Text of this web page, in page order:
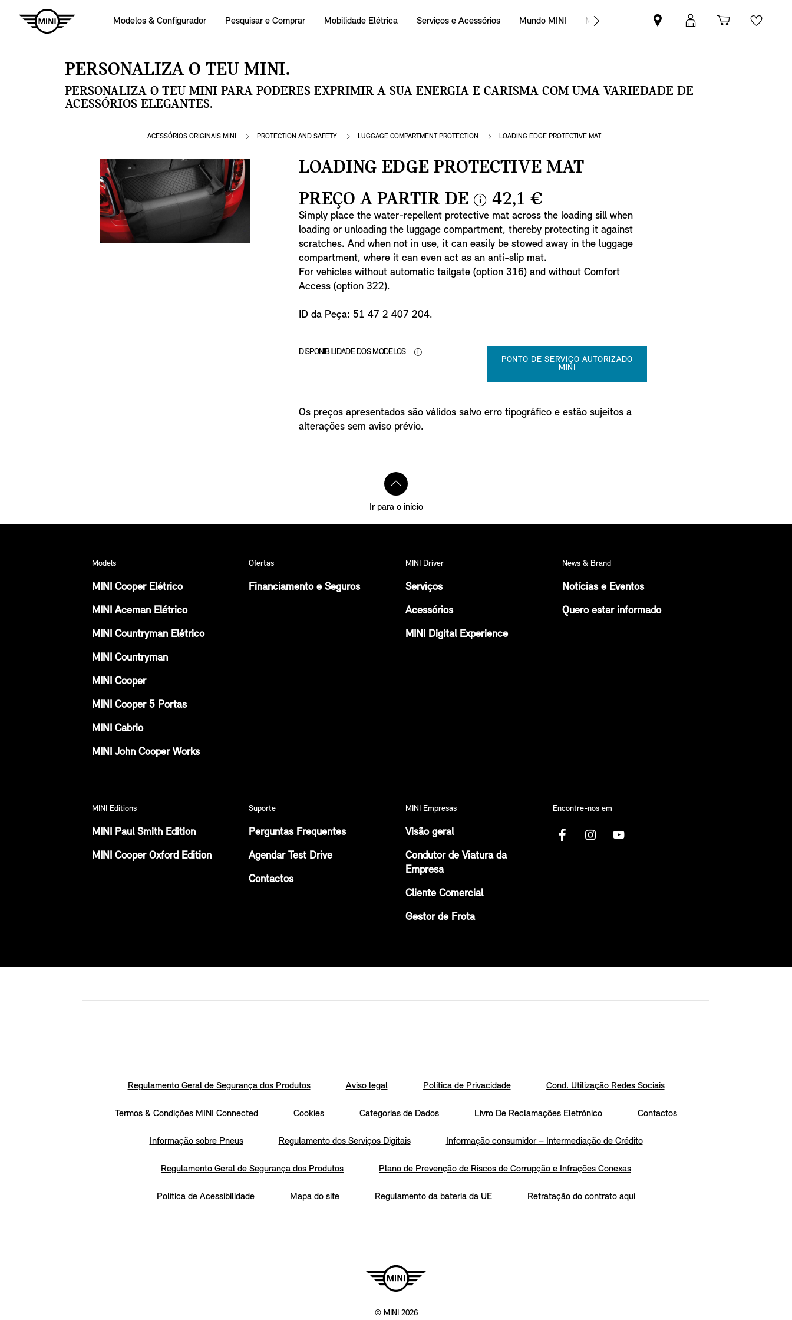
Modelos & Configurador Pesquisar e Comprar Mobilidade Elétrica Serviços e Acessórios Mundo MINI MINI Empresas
Pesquisar
parceiro
Iniciar
sessão
Carrinho
de
PERSONALIZA O TEU MINI.
PERSONALIZA O TEU MINI PARA PODERES EXPRIMIR A SUA ENERGIA E CARISMA COM UMA VARIEDADE DE
ACESSÓRIOS ELEGANTES.
ACESSÓRIOS ORIGINAIS MINI PROTECTION AND SAFETY LUGGAGE COMPARTMENT PROTECTION LOADING EDGE PROTECTIVE MAT
LOADING EDGE PROTECTIVE MAT
PREÇO A PARTIR DE
i
n
f
o
42,1 €
Simply place the water-repellent protective mat across the loading sill when
loading or unloading the luggage compartment, thereby protecting it against
scratches. And when not in use, it can easily be stowed away in the luggage
compartment, where it can even act as an anti-slip mat.
For vehicles without automatic tailgate (option 316) and without Comfort
Access (option 322).
ID da Peça: 51 47 2 407 204.
DISPONIBILIDADE DOS MODELOS
PONTO DE SERVIÇO AUTORIZADO
MINI
Os preços apresentados são válidos salvo erro tipográfico e estão sujeitos a
alterações sem aviso prévio.
Ir para o início
Models
MINI Cooper Elétrico
MINI Aceman Elétrico
MINI Countryman Elétrico
MINI Countryman
MINI Cooper
MINI Cooper 5 Portas
MINI Cabrio
MINI John Cooper Works
Ofertas
Financiamento e Seguros
MINI Driver
Serviços
Acessórios
MINI Digital Experience
News & Brand
Notícias e Eventos
Quero estar informado
MINI Editions
MINI Paul Smith Edition
MINI Cooper Oxford Edition
Suporte
Perguntas Frequentes
Agendar Test Drive
Contactos
MINI Empresas
Visão geral
Condutor de Viatura da
Empresa
Cliente Comercial
Gestor de Frota
Encontre-nos em
Regulamento Geral de Segurança dos Produtos Aviso legal Política de Privacidade Cond. Utilização Redes Sociais
Termos & Condições MINI Connected Cookies Categorias de Dados Livro De Reclamações Eletrónico Contactos
Informação sobre Pneus Regulamento dos Serviços Digitais Informação consumidor – Intermediação de Crédito
Regulamento Geral de Segurança dos Produtos Plano de Prevenção de Riscos de Corrupção e Infrações Conexas
Política de Acessibilidade Mapa do site Regulamento da bateria da UE Retratação do contrato aqui
© MINI 2026